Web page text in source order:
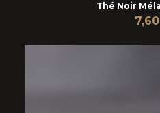
Thé Noir